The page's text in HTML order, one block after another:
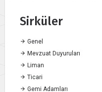
Sirküler
Genel
Mevzuat Duyuruları
Liman
Ticari
Gemi Adamları